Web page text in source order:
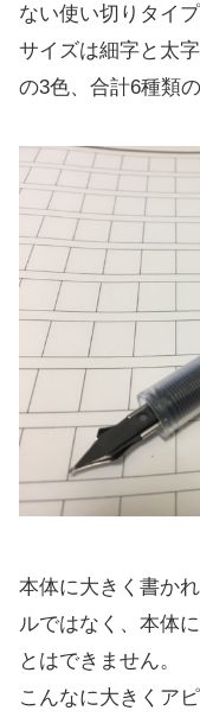
ない使い切りタイ
サイズは細字と太
の3色、合計6種類
本体に大きく書か
ルではなく、本体
とはできません。
こんなに大きくア